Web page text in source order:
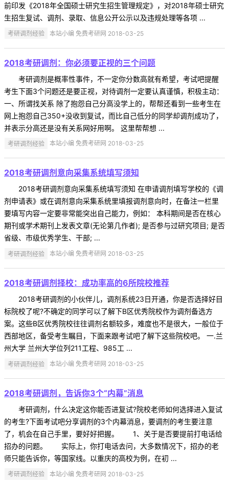
前印发《2018年全国硕士研究生招生管理规定》，对2018年硕士研究
生招生复试、调剂、录取、信息公开公示以及违规处理等各项 ...
考研调剂经验 本站小编 免费考研网 2018-03-25
2018考研调剂：你必须要正视的三个问题
考研调剂是概率性事件，不一定你分数高就有希望，考试吧提醒
考生下面3个问题还是要正视，对待调剂一定要认真谨慎，积极主动：
一、所谓找关系 除了抱怨自己分高没学上的，帮帮还看到一些考生在
网上抱怨自己350+没收到复试，而比自己低分的同学却调剂成功了，
并表示分高还是没有关系网好用啊。 这里帮帮想 ...
考研调剂经验 本站小编 免费考研网 2018-03-25
2018考研调剂意向采集系统填写须知
2018考研调剂意向采集系统填写须知 在申请调剂填写学校的《调
剂申请表》或在调剂意向采集系统里填报调剂意向时，在备注一栏里
要填写内容一定要非常能突出自己能力，例如： 本科期间是否在核心
期刊或学术期刊上发表文章(无论第几作者); 是否参与过研究项目; 是否
省级、市级优秀学生、干部; ...
考研调剂经验 本站小编 免费考研网 2018-03-25
2018考研调剂择校：成功率高的6所院校推荐
2018考研调剂的小伙伴儿，调剂系统23日开通，你是否选择好目
标院校了呢?不确定的同学可以了解下B区优秀院校作为调剂备选方
案。这些B区优秀院校往往调剂名额较多，难度也不是很大，一般位于
西部地区，备受考生瞩目，下面来跟考试吧了解下这些院校吧。 一.兰
州大学 兰州大学位列211工程、985工 ...
考研调剂经验 本站小编 免费考研网 2018-03-25
2018考研调剂，告诉你3个“内幕”消息
考研调剂，什么决定这你能否进复试?院校老师如何选择进入复试
的考生?下面考试吧分享调剂的3个内幕消息，要调剂的考生要注意
了，机会在自己手里，要好好把握。 1、关于是否要提前打电话给
招办的问题。 实际上，你打电话去问，大多数情况下，招办的老
师只能告诉你，等国家线。以重庆的高校为例，在初 ...
考研调剂经验 本站小编 免费考研网 2018-03-25